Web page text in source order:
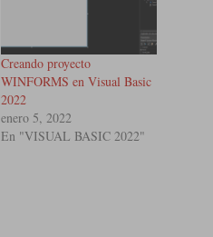
Creando proyecto
WINFORMS en Visual Basic
2022
enero 5, 2022
En "VISUAL BASIC 2022"